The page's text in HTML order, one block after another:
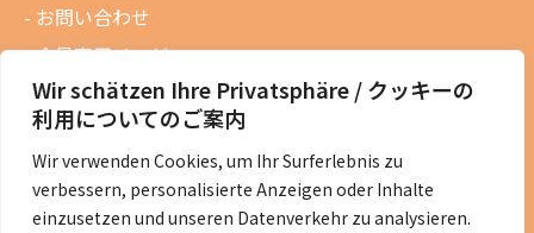
Wir schätzen Ihre Privatsphäre / クッキーの
利用についてのご案内
Wir verwenden Cookies, um Ihr Surferlebnis zu
verbessern, personalisierte Anzeigen oder Inhalte
einzusetzen und unseren Datenverkehr zu analysieren.
お問い合わせ
会員専用ページ
ニュースレターバックナンバー
過去の講演資料
総会議事録
定款・会費規定など